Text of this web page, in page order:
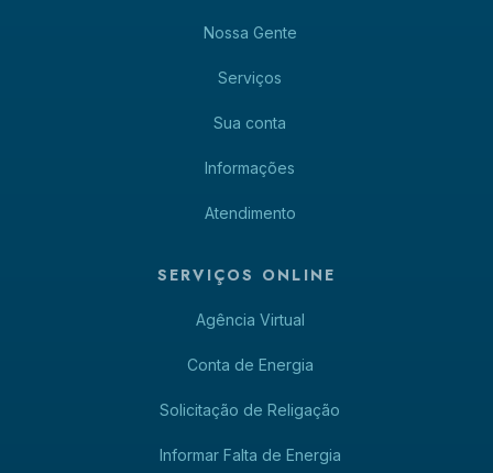
Nossa Gente
Serviços
Sua conta
Informações
Atendimento
SERVIÇOS ONLINE
Agência Virtual
Conta de Energia
Solicitação de Religação
Informar Falta de Energia